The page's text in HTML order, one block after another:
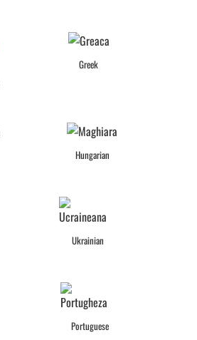
Greek
Hungarian
Ukrainian
Portuguese